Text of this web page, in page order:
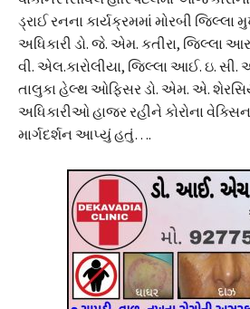
ડ્રાઈ રનના કાર્યક્રમમાં મોરબી
અધિકારી ડો. જે. એમ. કતીરા, જિલ્લા
વી. એલ.કારોલીયા, જિલ્લા આઈ. ઇ. સી.
તાલુકા હેલ્થ ઓફિસર ડો. એમ. એ.
અધિકારીઓ હાજર રહીને કોરોના
માર્ગદર્શન આપ્યું હતું….